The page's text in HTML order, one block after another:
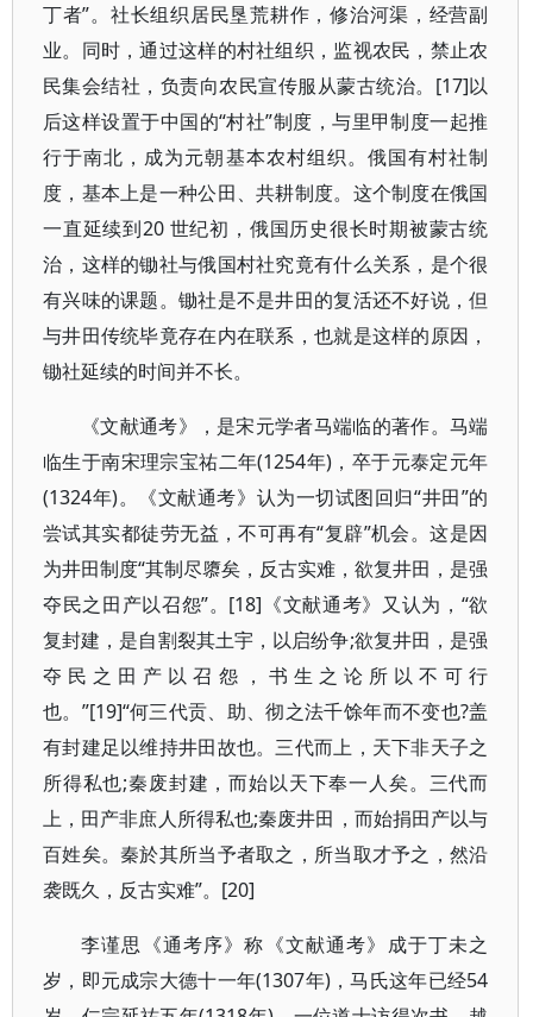
丁者”。社长组织居民垦荒耕作，修治河渠，经营副
业。同时，通过这样的村社组织，监视农民，禁止农
民集会结社，负责向农民宣传服从蒙古统治。[17]以
后这样设置于中国的“村社”制度，与里甲制度一起推
行于南北，成为元朝基本农村组织。俄国有村社制
度，基本上是一种公田、共耕制度。这个制度在俄国
一直延续到20 世纪初，俄国历史很长时期被蒙古统
治，这样的锄社与俄国村社究竟有什么关系，是个很
有兴味的课题。锄社是不是井田的复活还不好说，但
与井田传统毕竟存在内在联系，也就是这样的原因，
锄社延续的时间并不长。
《文献通考》，是宋元学者马端临的著作。马端
临生于南宋理宗宝祐二年(1254年)，卒于元泰定元年
(1324年)。《文献通考》认为一切试图回归“井田”的
尝试其实都徒劳无益，不可再有“复辟”机会。这是因
为井田制度“其制尽隳矣，反古实难，欲复井田，是强
夺民之田产以召怨”。[18]《文献通考》又认为，“欲
复封建，是自割裂其土宇，以启纷争;欲复井田，是强
夺民之田产以召怨，书生之论所以不可行
也。”[19]“何三代贡、助、彻之法千馀年而不变也?盖
有封建足以维持井田故也。三代而上，天下非天子之
所得私也;秦废封建，而始以天下奉一人矣。三代而
上，田产非庶人所得私也;秦废井田，而始捐田产以与
百姓矣。秦於其所当予者取之，所当取才予之，然沿
袭既久，反古实难”。[20]
李谨思《通考序》称《文献通考》成于丁未之
岁，即元成宗大德十一年(1307年)，马氏这年已经54